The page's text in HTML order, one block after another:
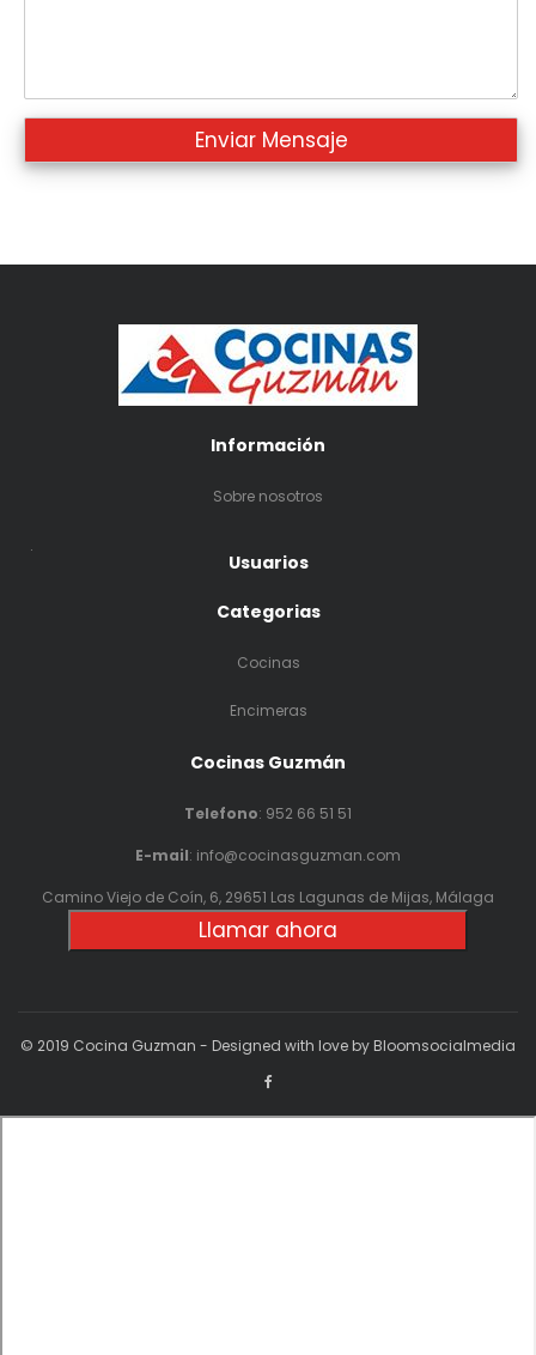
Información
Sobre nosotros
.
Usuarios
Categorias
Cocinas
Encimeras
Cocinas Guzmán
Telefono: 952 66 51 51
E-mail: info@cocinasguzman.com
Camino Viejo de Coín, 6, 29651 Las Lagunas de Mijas, Málaga
Llamar ahora
© 2019 Cocina Guzman - Designed with love by Bloomsocialmedia